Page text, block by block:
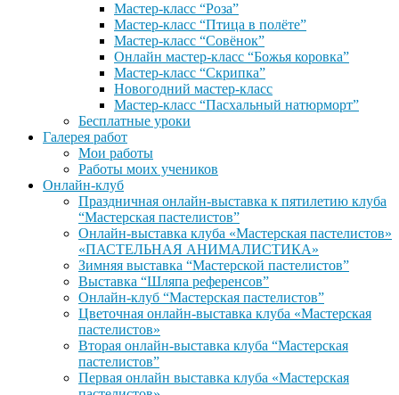
Мастер-класс “Роза”
Мастер-класс “Птица в полёте”
Мастер-класс “Совёнок”
Онлайн мастер-класс “Божья коровка”
Мастер-класс “Скрипка”
Новогодний мастер-класс
Мастер-класс “Пасхальный натюрморт”
Бесплатные уроки
Галерея работ
Мои работы
Работы моих учеников
Онлайн-клуб
Праздничная онлайн-выставка к пятилетию клуба
“Мастерская пастелистов”
Онлайн-выставка клуба «Мастерская пастелистов»
«ПАСТЕЛЬНАЯ АНИМАЛИСТИКА»
Зимняя выставка “Мастерской пастелистов”
Выставка “Шляпа референсов”
Онлайн-клуб “Мастерская пастелистов”
Цветочная онлайн-выставка клуба «Мастерская
пастелистов»
Вторая онлайн-выставка клуба “Мастерская
пастелистов”
Первая онлайн выставка клуба «Мастерская